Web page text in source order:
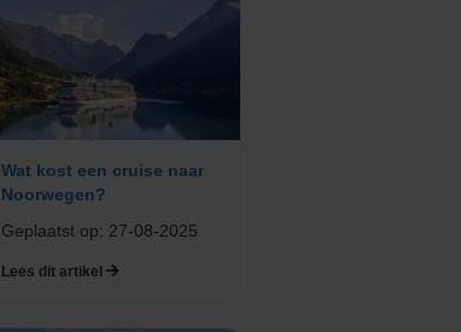
Wat kost een cruise naar
Noorwegen?
Geplaatst op: 27-08-2025
Lees dit artikel